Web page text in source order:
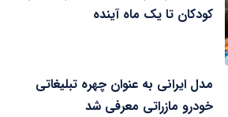
کودکان تا یک ماه آینده
مدل ایرانی به عنوان چهره تبلیغاتی
خودرو مازراتی معرفی شد